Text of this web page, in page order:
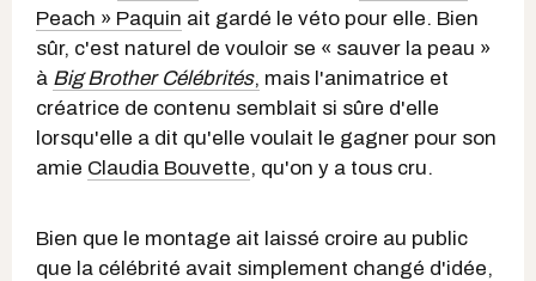
Peach » Paquin ait gardé le véto pour elle. Bien
sûr, c'est naturel de vouloir se « sauver la peau »
à Big Brother Célébrités, mais l'animatrice et
créatrice de contenu semblait si sûre d'elle
lorsqu'elle a dit qu'elle voulait le gagner pour son
amie Claudia Bouvette, qu'on y a tous cru.
Bien que le montage ait laissé croire au public
que la célébrité avait simplement changé d'idée,